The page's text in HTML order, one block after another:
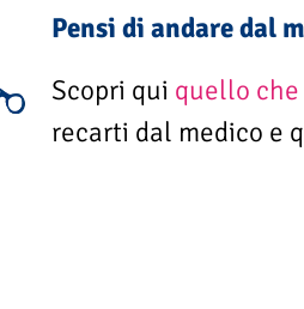
Pensi di andare dal
Scopri qui quello che
recarti dal medico e